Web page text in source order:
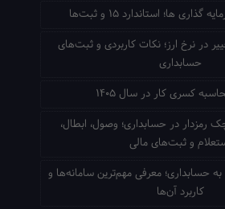
ها؛ استاندارد ۱۵ و ثبت‌ها
در نرخ ارز؛ نکات کاربردی و ثبت‌های
حسابداری
کسری کار در سال ۱۴۰۵
رمزدار در حسابداری؛ وصول، ابطال،
و ثبت‌های مالی
حسابداری؛ معرفی مهم‌ترین سامانه‌ها و
کاربرد آن‌ها